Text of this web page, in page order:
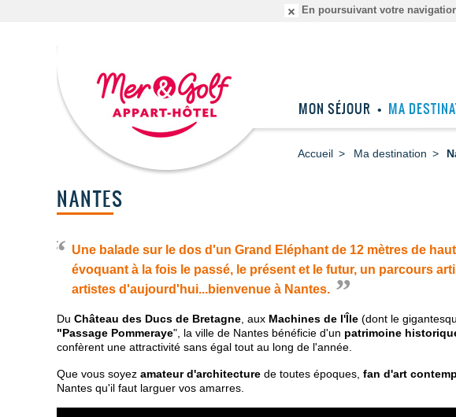
En poursuivant votre
MON SÉJOUR MA
Accueil Ma destination
NANTES
Une balade sur le dos d'un Grand Eléphant de 12 mètres de
évoquant à la fois le passé, le présent et le futur, un parcours
artistes d'aujourd'hui...bienvenue à Nantes.
Du Château des Ducs de Bretagne , aux Machines de l'Île (dont le
"Passage Pommeraye", la ville de Nantes bénéficie d'un patrimoine
confèrent une attractivité sans égal tout au long de l'année.
Que vous soyez amateur d'architecture de toutes époques, fan d'art
Nantes qu'il faut larguer vos amarres.